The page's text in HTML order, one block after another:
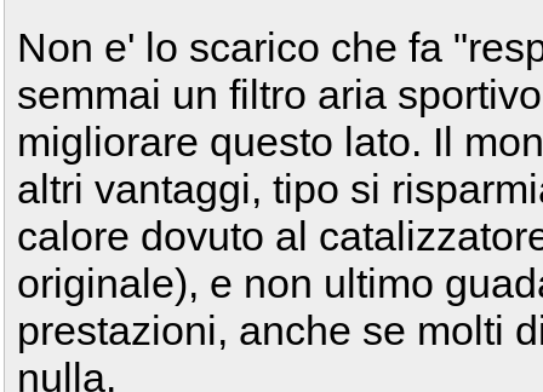
Non e' lo scarico che fa
semmai un filtro aria
migliorare questo lato. Il
altri vantaggi, tipo si
calore dovuto al
originale), e non ultimo
prestazioni, anche se molti
nulla.